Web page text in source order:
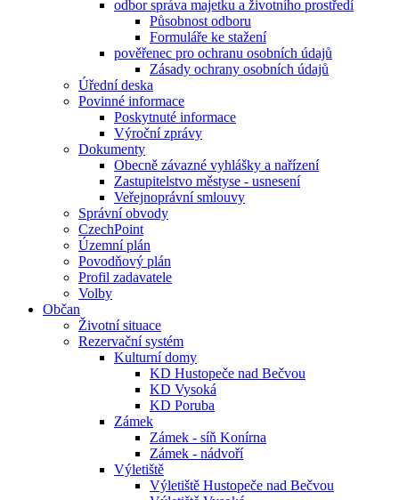
odbor správa majetku a životního prostředí
Působnost odboru
Formuláře ke stažení
pověřenec pro ochranu osobních údajů
Zásady ochrany osobních údajů
Úřední deska
Povinné informace
Poskytnuté informace
Výroční zprávy
Dokumenty
Obecně závazné vyhlášky a nařízení
Zastupitelstvo městyse - usnesení
Veřejnoprávní smlouvy
Správní obvody
CzechPoint
Územní plán
Povodňový plán
Profil zadavatele
Volby
Občan
Životní situace
Rezervační systém
Kulturní domy
KD Hustopeče nad Bečvou
KD Vysoká
KD Poruba
Zámek
Zámek - síň Konírna
Zámek - nádvoří
Výletiště
Výletiště Hustopeče nad Bečvou